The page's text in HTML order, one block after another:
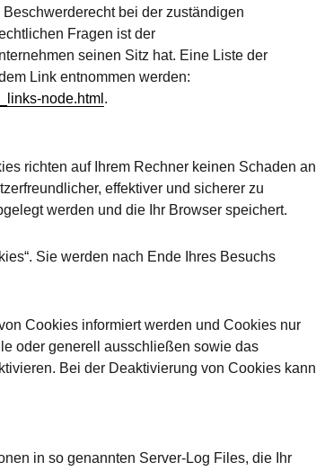
bei der zuständigen
Fragen ist der
seinen Sitz hat. Eine Liste der
Link entnommen werden:
node.html .
richten auf Ihrem Rechner keinen Schaden an
effektiver und sicherer zu
werden und die Ihr Browser speichert.
Sie werden nach Ende Ihres Besuchs
Cookies informiert werden und Cookies nur
oder generell ausschließen sowie das
Bei der Deaktivierung von Cookies kann
in so genannten Server-Log Files, die Ihr